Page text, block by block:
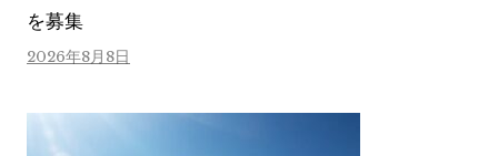
を募集
2026年8月8日